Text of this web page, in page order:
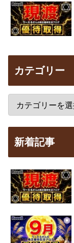
カテゴリー
新着記事